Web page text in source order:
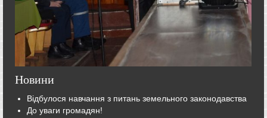
Новини
Відбулося навчання з питань земельного законодавства
До уваги громадян!